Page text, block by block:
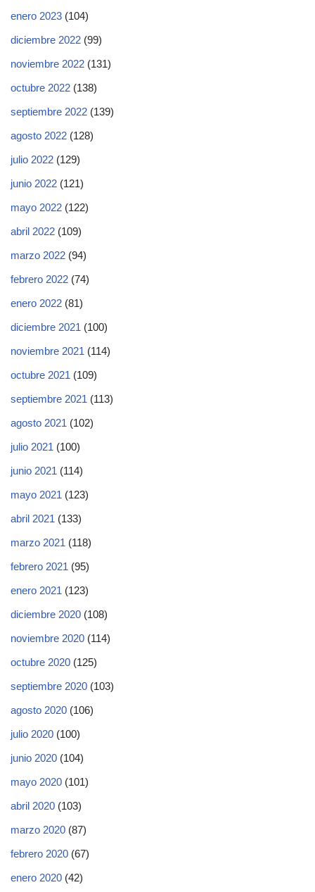
enero 2023 (104)
diciembre 2022 (99)
noviembre 2022 (131)
octubre 2022 (138)
septiembre 2022 (139)
agosto 2022 (128)
julio 2022 (129)
junio 2022 (121)
mayo 2022 (122)
abril 2022 (109)
marzo 2022 (94)
febrero 2022 (74)
enero 2022 (81)
diciembre 2021 (100)
noviembre 2021 (114)
octubre 2021 (109)
septiembre 2021 (113)
agosto 2021 (102)
julio 2021 (100)
junio 2021 (114)
mayo 2021 (123)
abril 2021 (133)
marzo 2021 (118)
febrero 2021 (95)
enero 2021 (123)
diciembre 2020 (108)
noviembre 2020 (114)
octubre 2020 (125)
septiembre 2020 (103)
agosto 2020 (106)
julio 2020 (100)
junio 2020 (104)
mayo 2020 (101)
abril 2020 (103)
marzo 2020 (87)
febrero 2020 (67)
enero 2020 (42)